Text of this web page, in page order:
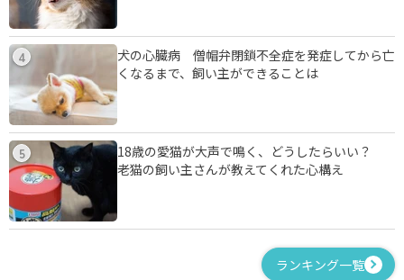
4
犬の心臓病 僧帽弁閉鎖不全症を発症してから亡
くなるまで、飼い主ができることは
5
18歳の愛猫が大声で鳴く、どうしたらいい？
老猫の飼い主さんが教えてくれた心構え
ランキング一覧